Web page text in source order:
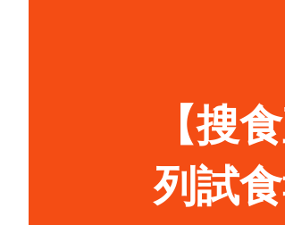
【搜
列試